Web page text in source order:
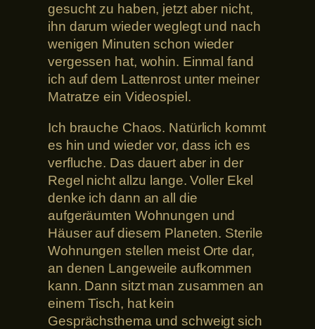
gesucht zu haben, jetzt aber nicht,
ihn darum wieder weglegt und nach
wenigen Minuten schon wieder
vergessen hat, wohin. Einmal fand
ich auf dem Lattenrost unter meiner
Matratze ein Videospiel.
Ich brauche Chaos. Natürlich kommt
es hin und wieder vor, dass ich es
verfluche. Das dauert aber in der
Regel nicht allzu lange. Voller Ekel
denke ich dann an all die
aufgeräumten Wohnungen und
Häuser auf diesem Planeten. Sterile
Wohnungen stellen meist Orte dar,
an denen Langeweile aufkommen
kann. Dann sitzt man zusammen an
einem Tisch, hat kein
Gesprächsthema und schweigt sich